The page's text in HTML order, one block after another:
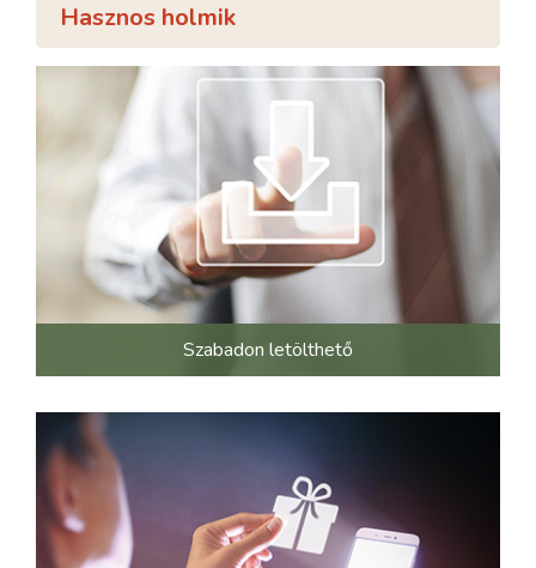
Hasznos holmik
Szabadon letölthető